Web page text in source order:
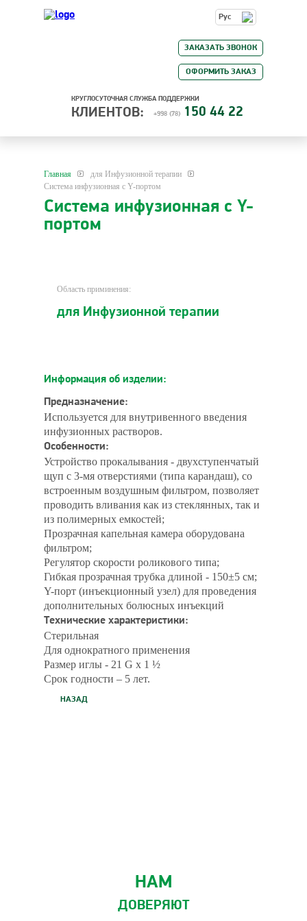
Рус
КРУГЛОСУТОЧНАЯ СЛУЖБА ПОДДЕРЖКИ
КЛИЕНТОВ: +998 (78) 150 44 22
ЗАКАЗАТЬ ЗВОНОК
ОФОРМИТЬ ЗАКАЗ
Главная
для Инфузионной терапии
Система инфузионная с Y-портом
Система инфузионная с Y-
портом
Область приминения:
для Инфузионной терапии
Информация об изделии:
Предназначение:
Используется для внутривенного введения
инфузионных растворов.
Особенности:
Устройство прокалывания - двухступенчатый
щуп с 3-мя отверстиями (типа карандаш), со
встроенным воздушным фильтром, позволяет
проводить вливания как из стеклянных, так и
из полимерных емкостей;
Прозрачная капельная камера оборудована
фильтром;
Регулятор скорости роликового типа;
Гибкая прозрачная трубка длиной - 150±5 см;
Y-порт (инъекционный узел) для проведения
дополнительных болюсных инъекций
Технические характеристики:
Стерильная
Для однократного применения
Размер иглы - 21 G х 1 ½
Срок годности – 5 лет.
НАЗАД
НАМ
ДОВЕРЯЮТ